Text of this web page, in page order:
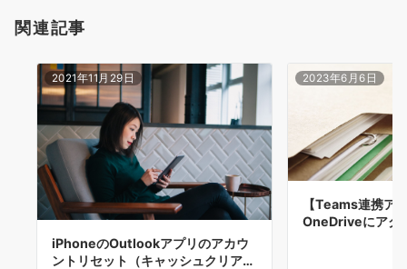
関連記事
2021年11月29日
iPhoneのOutlookアプリのアカウ
ントリセット（キャッシュクリア…
2023年6月6日
【Teams連携ア
OneDriveにアク